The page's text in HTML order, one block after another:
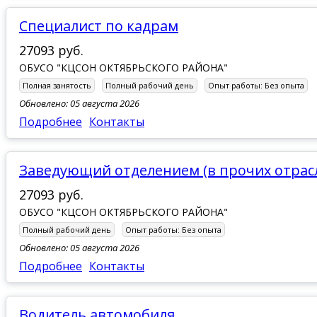
Специалист по кадрам
27093 руб.
ОБУСО "КЦСОН ОКТЯБРЬСКОГО РАЙОНА"
Полная занятость Полный рабочий день Опыт работы: Без опыта
Обновлено: 05 августа 2026
Подробнее Контакты
Заведующий отделением (в прочих
27093 руб.
ОБУСО "КЦСОН ОКТЯБРЬСКОГО РАЙОНА"
Полный рабочий день Опыт работы: Без опыта
Обновлено: 05 августа 2026
Подробнее Контакты